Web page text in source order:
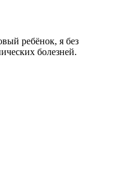
ребёнок, я без
болезней.